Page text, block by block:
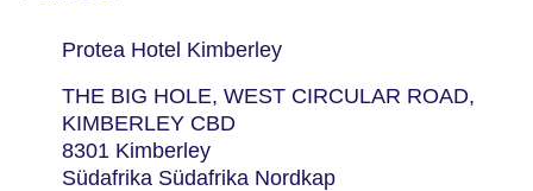
Protea Hotel Kimberley
THE BIG HOLE, WEST CIRCULAR ROAD,
KIMBERLEY CBD
8301 Kimberley
Südafrika Südafrika Nordkap